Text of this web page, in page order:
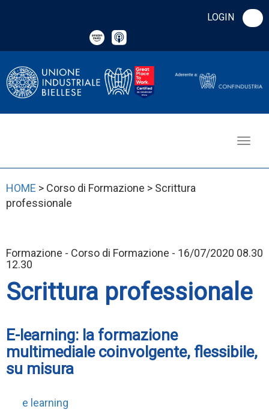
LOGIN
HOME > Corso di Formazione > Scrittura
professionale
Formazione - Corso di Formazione - 16/07/2020 08.30
12.30
Scrittura professionale
E-learning: la formazione
multimediale coinvolgente, flessibile,
su misura
e learning